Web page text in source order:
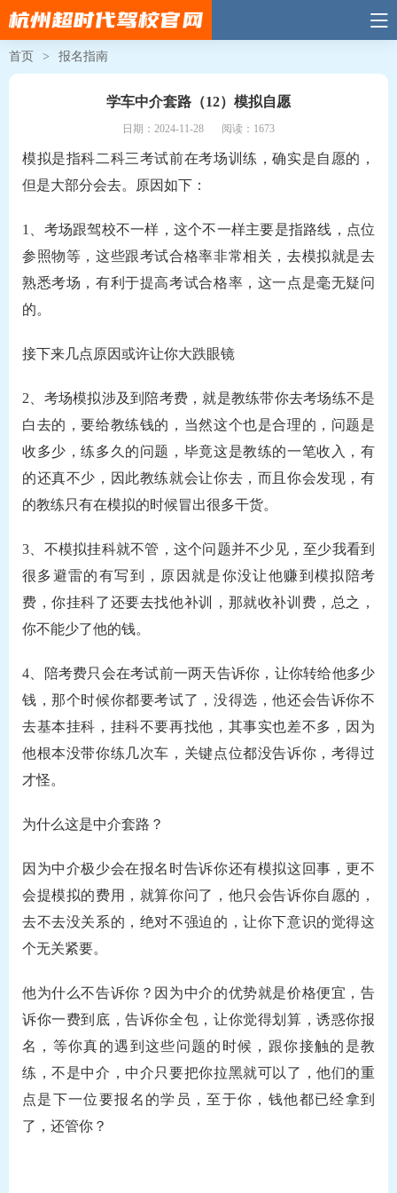
首页 > 报名指南
学车中介套路（12）模拟自愿
日期：2024-11-28 阅读：1673
模拟是指科二科三考试前在考场训练，确实是自愿的，
但是大部分会去。原因如下：
1、考场跟驾校不一样，这个不一样主要是指路线，点位
参照物等，这些跟考试合格率非常相关，去模拟就是去
熟悉考场，有利于提高考试合格率，这一点是毫无疑问
的。
接下来几点原因或许让你大跌眼镜
2、考场模拟涉及到陪考费，就是教练带你去考场练不是
白去的，要给教练钱的，当然这个也是合理的，问题是
收多少，练多久的问题，毕竟这是教练的一笔收入，有
的还真不少，因此教练就会让你去，而且你会发现，有
的教练只有在模拟的时候冒出很多干货。
3、不模拟挂科就不管，这个问题并不少见，至少我看到
很多避雷的有写到，原因就是你没让他赚到模拟陪考
费，你挂科了还要去找他补训，那就收补训费，总之，
你不能少了他的钱。
4、陪考费只会在考试前一两天告诉你，让你转给他多少
钱，那个时候你都要考试了，没得选，他还会告诉你不
去基本挂科，挂科不要再找他，其事实也差不多，因为
他根本没带你练几次车，关键点位都没告诉你，考得过
才怪。
为什么这是中介套路？
因为中介极少会在报名时告诉你还有模拟这回事，更不
会提模拟的费用，就算你问了，他只会告诉你自愿的，
去不去没关系的，绝对不强迫的，让你下意识的觉得这
个无关紧要。
他为什么不告诉你？因为中介的优势就是价格便宜，告
诉你一费到底，告诉你全包，让你觉得划算，诱惑你报
名，等你真的遇到这些问题的时候，跟你接触的是教
练，不是中介，中介只要把你拉黑就可以了，他们的重
点是下一位要报名的学员，至于你，钱他都已经拿到
了，还管你？